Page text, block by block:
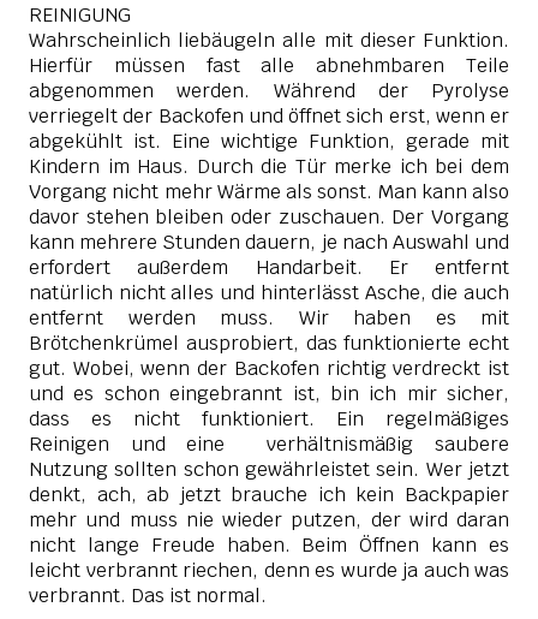
REINIGUNG
Wahrscheinlich liebäugeln alle mit dieser Funktion.
Hierfür müssen fast alle abnehmbaren Teile
abgenommen werden. Während der Pyrolyse
verriegelt der Backofen und öffnet sich erst, wenn er
abgekühlt ist. Eine wichtige Funktion, gerade mit
Kindern im Haus. Durch die Tür merke ich bei dem
Vorgang nicht mehr Wärme als sonst. Man kann also
davor stehen bleiben oder zuschauen. Der Vorgang
kann mehrere Stunden dauern, je nach Auswahl und
erfordert außerdem Handarbeit. Er entfernt
natürlich nicht alles und hinterlässt Asche, die auch
entfernt werden muss. Wir haben es mit
Brötchenkrümel ausprobiert, das funktionierte echt
gut. Wobei, wenn der Backofen richtig verdreckt ist
und es schon eingebrannt ist, bin ich mir sicher,
dass es nicht funktioniert. Ein regelmäßiges
Reinigen und eine verhältnismäßig saubere
Nutzung sollten schon gewährleistet sein. Wer jetzt
denkt, ach, ab jetzt brauche ich kein Backpapier
mehr und muss nie wieder putzen, der wird daran
nicht lange Freude haben. Beim Öffnen kann es
leicht verbrannt riechen, denn es wurde ja auch was
verbrannt. Das ist normal.